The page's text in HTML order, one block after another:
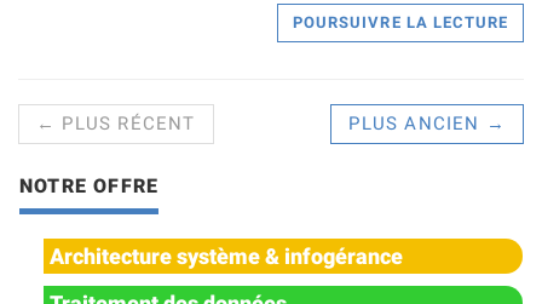
POURSUIVRE LA LECTURE
← PLUS RÉCENT PLUS ANCIEN →
NOTRE OFFRE
Architecture système & infogérance